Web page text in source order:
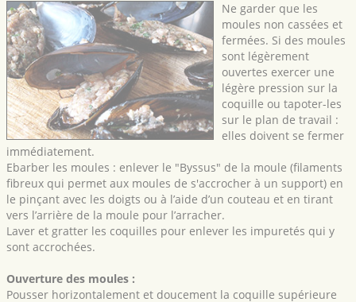
Ne garder que les
moules non cassées et
fermées. Si des moules
sont légèrement
ouvertes exercer une
légère pression sur la
coquille ou tapoter-les
sur le plan de travail :
elles doivent se fermer
immédiatement.
Ebarber les moules : enlever le "Byssus" de la moule (filaments
fibreux qui permet aux moules de s'accrocher à un support) en
le pinçant avec les doigts ou à l’aide d’un couteau et en tirant
vers l’arrière de la moule pour l’arracher.
Laver et gratter les coquilles pour enlever les impuretés qui y
sont accrochées.
Ouverture des moules :
Pousser horizontalement et doucement la coquille supérieure